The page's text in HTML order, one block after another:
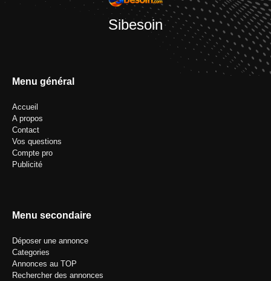
Sibesoin
Menu général
Accueil
A propos
Contact
Vos questions
Compte pro
Publicité
Menu secondaire
Déposer une annonce
Categories
Annonces au TOP
Rechercher des annonces